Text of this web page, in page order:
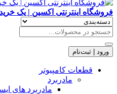
فروشگاه اینترنتی اکسین | یک
ورود | ثبت‌نام
قطعات کامپیوتر
مادربرد
مادربرد های